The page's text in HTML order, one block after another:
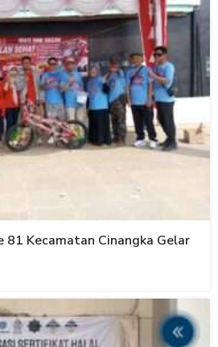
81 Kecamatan Cinangka Gelar